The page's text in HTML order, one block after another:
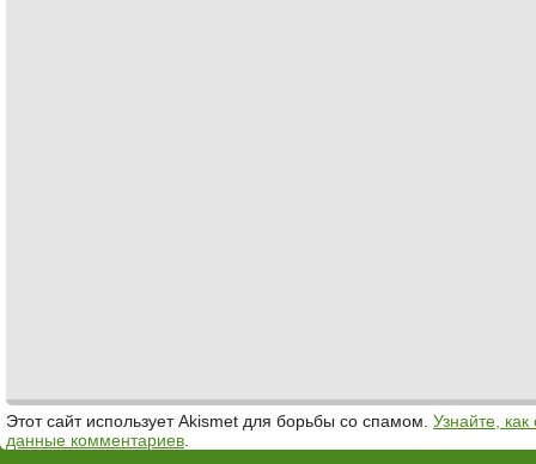
Этот сайт использует Akismet для борьбы со спамом. Узнайте,
данные комментариев